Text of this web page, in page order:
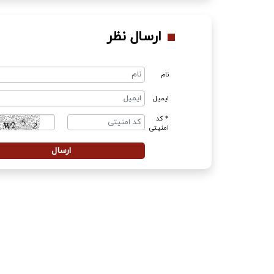
ارسال نظر
نام
ایمیل
* کد
امنیتی